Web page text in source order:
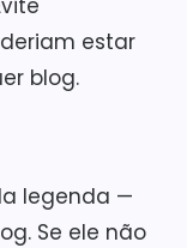
estar
blog.
legenda —
Se ele não